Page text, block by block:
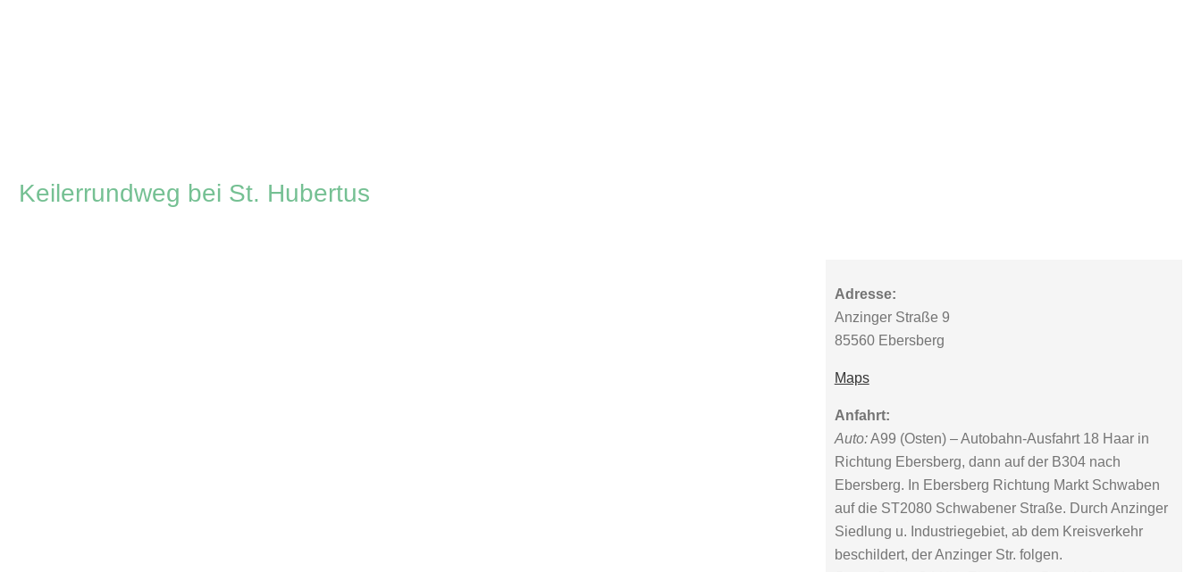
Keilerrundweg bei St. Hubertus
Adresse:
Anzinger Straße 9
85560 Ebersberg
Maps
Anfahrt:
Auto:A99 (Osten) – Autobahn-Ausfahrt 18 Haar in
Richtung Ebersberg, dann auf der B304 nach
Ebersberg. In Ebersberg Richtung Markt Schwaben
auf die ST2080 Schwabener Straße. Durch Anzinger
Siedlung u. Industriegebiet, ab dem Kreisverkehr
beschildert, der Anzinger Str. folgen.